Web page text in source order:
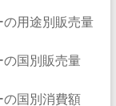
の用途別販売量
の国別販売量
の国別消費額